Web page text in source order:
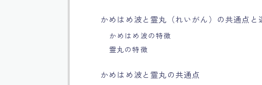
かめはめ波と霊丸（れいがん）の共通点と
かめはめ波の特徴
霊丸の特徴
かめはめ波と霊丸の共通点